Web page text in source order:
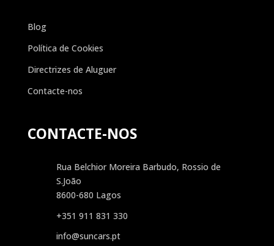
Blog
Política de Cookies
Directrizes de Aluguer
Contacte-nos
CONTACTE-NOS
Rua Belchior Moreira Barbudo, Rossio de
S.João
8600-680 Lagos
+351 911 831 330
info@suncars.pt